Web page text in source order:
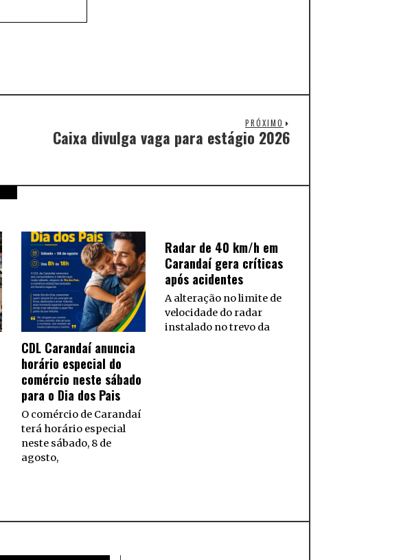
PRÓXIMO
Caixa divulga vaga para estágio 2026
CDL Carandaí anuncia
horário especial do
comércio neste sábado
para o Dia dos Pais
O comércio de Carandaí
terá horário especial
neste sábado, 8 de
agosto,
Radar de 40 km/h em
Carandaí gera críticas
após acidentes
A alteração no limite de
velocidade do radar
instalado no trevo da